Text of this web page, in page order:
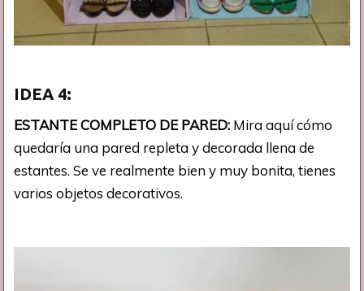
IDEA 4:
ESTANTE COMPLETO DE PARED: Mira aquí cómo
quedaría una pared repleta y decorada llena de
estantes. Se ve realmente bien y muy bonita, tienes
varios objetos decorativos.